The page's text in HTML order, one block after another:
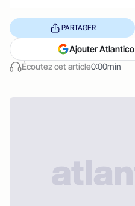
Écoutez cet article0:00min
PARTAGER
Ajouter